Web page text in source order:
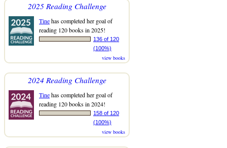
2025 Reading Challenge
Tinehas completed her goal of
reading 120 books in 2025!
136 of 120
(100%)
view books
2024 Reading Challenge
Tinehas completed her goal of
reading 120 books in 2024!
158 of 120
(100%)
view books